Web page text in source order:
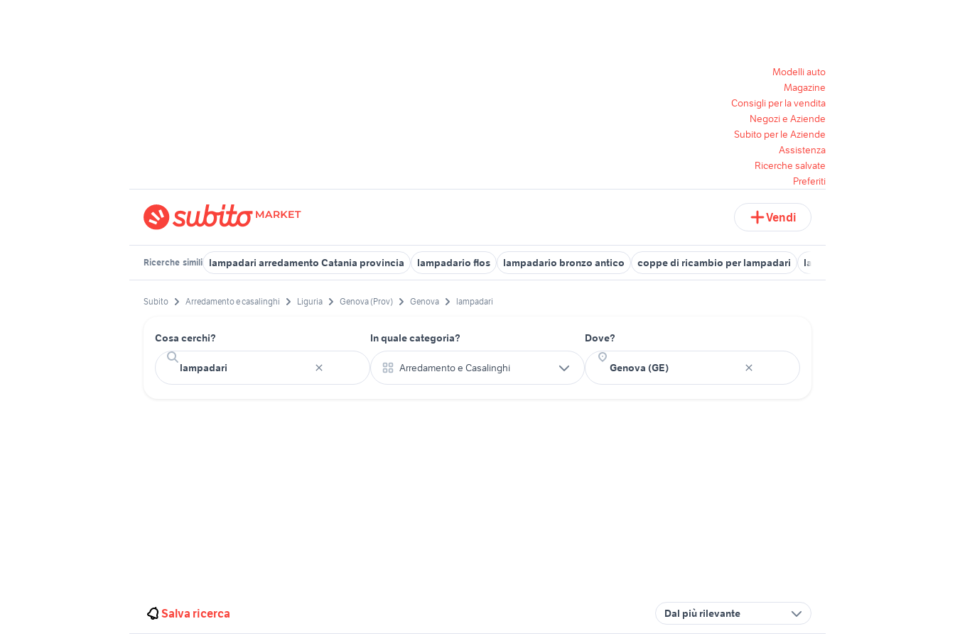
Modelli auto
Magazine
Consigli per la vendita
Negozi e Aziende
Subito per le Aziende
Assistenza
Ricerche salvate
Preferiti
Vendi
Ricerche simili lampadari arredamento Catania provincia lampadario flos lampadario bronzo antico coppe di ricambio per lampadari lampadario anni 20
Subito Arredamento e casalinghi Liguria Genova (Prov) Genova lampadari
Cosa cerchi? In quale categoria?
Arredamento e Casalinghi
Dove?
Salva ricerca Dal più rilevante